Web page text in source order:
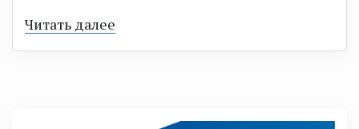
Читать далее